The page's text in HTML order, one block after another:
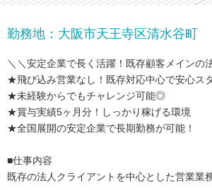
勤務地：大阪市天王寺区清水谷町
＼＼安定企業で長く活躍！既存顧客メインの
★飛び込み営業なし！既存対応中心で安心ス
★未経験からでもチャレンジ可能◎
★賞与実績5ヶ月分！しっかり稼げる環境
★全国展開の安定企業で長期勤務が可能！
■仕事内容
既存の法人クライアントを中心とした営業業